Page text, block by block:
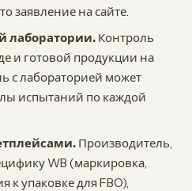
заявление на сайте.
лаборатории. Контроль
и готовой продукции на
с лабораторией может
испытаний по каждой
Производитель,
WB (маркировка,
к упаковке для FBO),